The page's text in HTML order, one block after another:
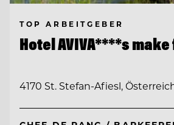
TOP ARBEITGEBER
Hotel AVIVA****s
4170 St. Stefan-Afiesl,